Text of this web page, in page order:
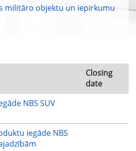
militāro objektu un iepirkumu
Closing
date
NBS SUV
iegāde NBS